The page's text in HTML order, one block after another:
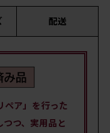
配送
ペア」を行った
つ、実用品と